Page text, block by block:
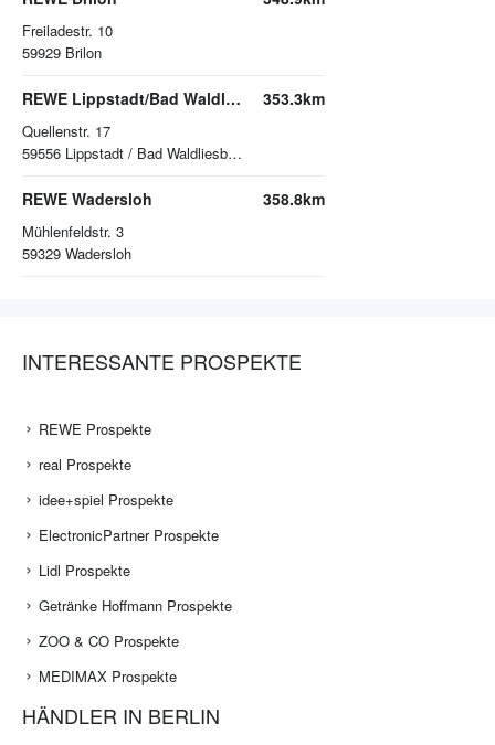
Freiladestr. 10
59929 Brilon
REWE Lippstadt/Bad Waldliesborn
Quellenstr. 17
59556 Lippstadt / Bad Waldliesborn
353.3km
REWE Wadersloh
Mühlenfeldstr. 3
59329 Wadersloh
358.8km
INTERESSANTE PROSPEKTE
REWE Prospekte
real Prospekte
idee+spiel Prospekte
ElectronicPartner Prospekte
Lidl Prospekte
Getränke Hoffmann Prospekte
ZOO & CO Prospekte
MEDIMAX Prospekte
HÄNDLER IN BERLIN